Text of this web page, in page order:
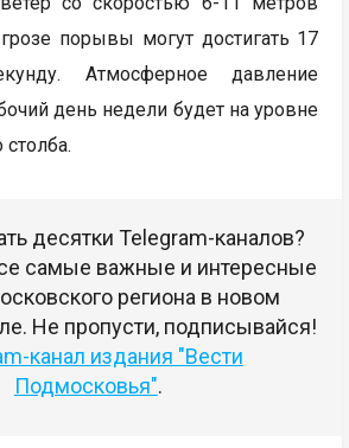
порывы могут достигать 17
Атмосферное давление
день недели будет на уровне
десятки Telegram-каналов?
самые важные и интересные
региона в новом
Не пропусти, подписывайся!
канал издания "Вести
Подмосковья".